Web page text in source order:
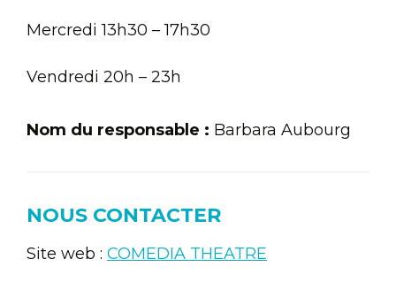
Mercredi 13h30 – 17h30
Vendredi 20h – 23h
Nom du responsable : Barbara Aubourg
NOUS CONTACTER
Site web : COMEDIA THEATRE